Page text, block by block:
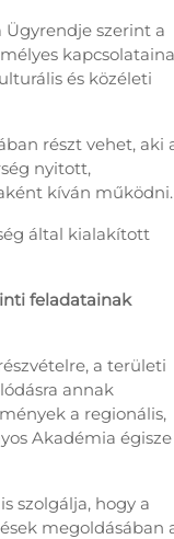
Ügyrendje szerint a
és közéleti
részt vehet, aki
nyitott,
kíván működni.
által kialakított
feladatainak
a területi
annak
a regionális,
Akadémia égisze
szolgálja, hogy a
megoldásában